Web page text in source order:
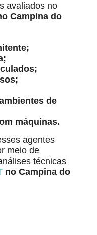
avaliados no
Campina do
de
máquinas.
agentes
meio de
técnicas
no Campina do